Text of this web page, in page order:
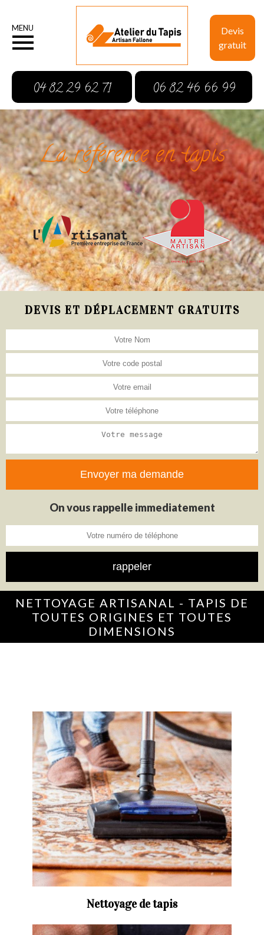
Devis
gratuit
MENU
04 82 29 62 71 06 82 46 66 99
La référence en tapis
DEVIS ET DÉPLACEMENT GRATUITS
On vous rappelle immediatement
NETTOYAGE ARTISANAL - TAPIS DE
TOUTES ORIGINES ET TOUTES
DIMENSIONS
Nettoyage de tapis